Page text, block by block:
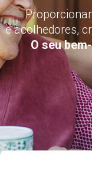
e acolhedores,
O seu